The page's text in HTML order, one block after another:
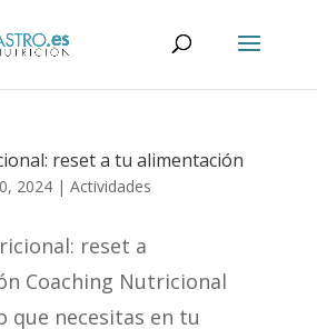
reset a tu alimentación
2024| Actividades
reset a
Coaching Nutricional
que necesitas en tu